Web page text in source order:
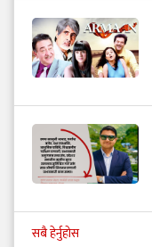
सबै हेर्नुहोस